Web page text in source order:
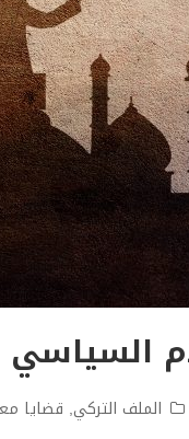
الملف التركي, قضايا